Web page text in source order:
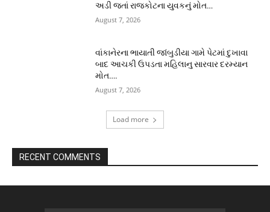
અડી જતાં રાજકોટના યુવકનું મોત…
August 7, 2026
વાંકાનેરના ભાયાતી જાંબુડીયા ગામે પેટમાં દુખાવા
બાદ આચકી ઉપડતા મહિલાનુ સારવાર દરમ્યાન
મોત….
August 7, 2026
Load more
RECENT COMMENTS